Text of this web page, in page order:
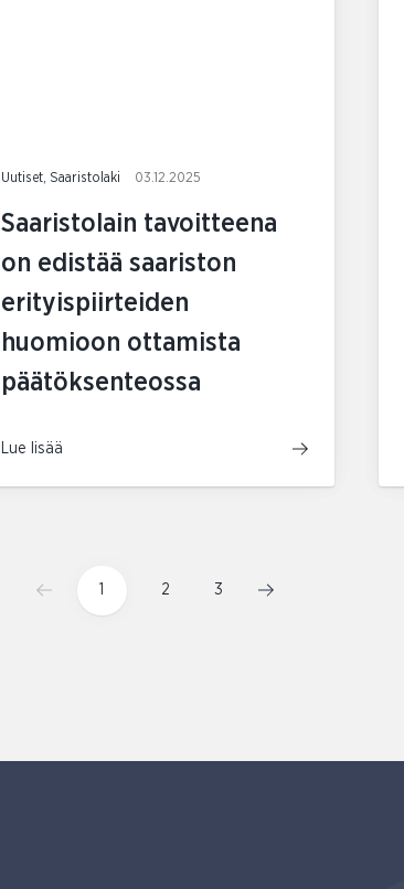
Uutiset, Saaristolaki 03.12.2025
Saaristolain tavoitteena
on edistää saariston
erityispiirteiden
huomioon ottamista
päätöksenteossa
Lue lisää
2 3